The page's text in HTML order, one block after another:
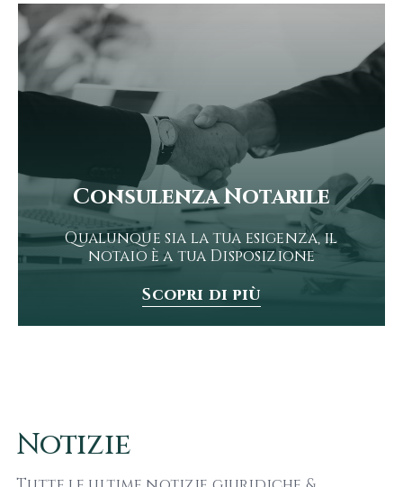
Consulenza Notarile
Qualunque sia la tua esigenza, il
notaio è a tua Disposizione
Scopri di più
Notizie